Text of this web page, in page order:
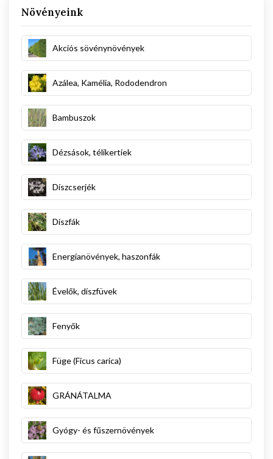
Növényeink
Akciós sövénynövények
Azálea, Kamélia, Rododendron
Bambuszok
Dézsások, télikertiek
Díszcserjék
Díszfák
Energianövények, haszonfák
Évelők, díszfüvek
Fenyők
Füge (Ficus carica)
GRÁNÁTALMA
Gyógy- és fűszernövények